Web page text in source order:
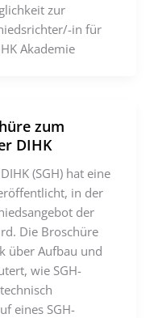
zur
in für
Akademie
zum
DIHK
(SGH) hat eine
in der
der
Die Broschüre
über Aufbau und
wie SGH-
eines SGH-